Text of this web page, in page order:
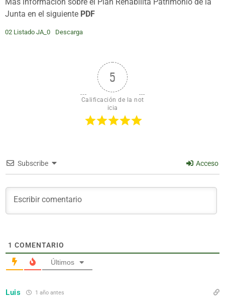
Junta en el siguiente PDF
02 Listado JA_0 Descarga
5
Calificación de la not
icia
Subscribe Acceso
1 COMENTARIO
Últimos
Luis 1 año antes